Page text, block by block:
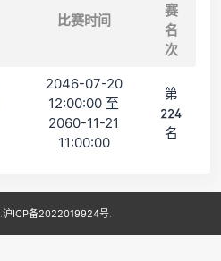
比赛时间
赛
名
次
2046-07-20
12:00:00 至
2060-11-21
11:00:00
第
224
名
沪ICP备2022019924号